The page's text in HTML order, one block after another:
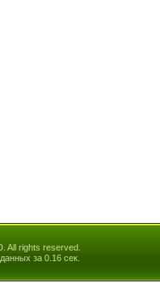
All rights reserved.
за 0.16 сек.